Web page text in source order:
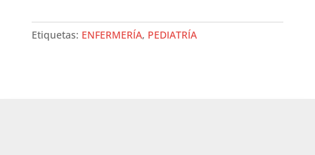
Etiquetas: ENFERMERÍA, PEDIATRÍA